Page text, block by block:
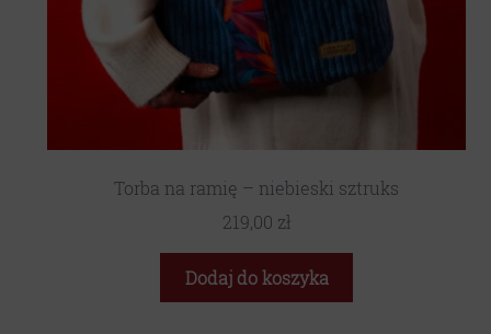
Torba na ramię – niebieski sztruks
219,00 zł
Dodaj do koszyka